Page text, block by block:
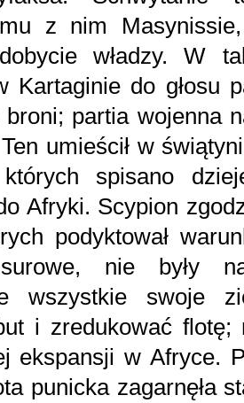
z nim
władzy. W
Kartaginie do głosu
partia wojenna
umieścił w
spisano
Afryki. Scypion
podyktował
nie były
wszystkie swoje
i zredukować
ekspansji w Afryce.
punicka zagarnęła